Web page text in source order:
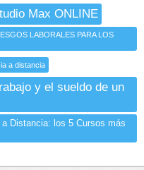
Max ONLINE
LABORALES PARA LOS
a distancia
y el sueldo de un
Distancia: los 5 Cursos más